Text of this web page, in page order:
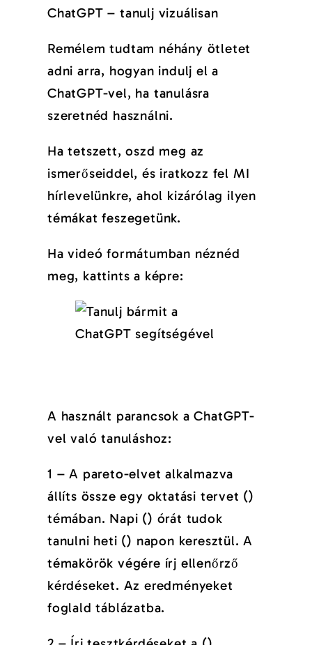
ChatGPT – tanulj vizuálisan
Remélem tudtam néhány ötletet
adni arra, hogyan indulj el a
ChatGPT-vel, ha tanulásra
szeretnéd használni.
Ha tetszett, oszd meg az
ismerőseiddel, és iratkozz fel MI
hírlevelünkre, ahol kizárólag ilyen
témákat feszegetünk.
Ha videó formátumban néznéd
meg, kattints a képre:
A használt parancsok a ChatGPT-
vel való tanuláshoz:
1 – A pareto-elvet alkalmazva
állíts össze egy oktatási tervet ()
témában. Napi () órát tudok
tanulni heti () napon keresztül. A
témakörök végére írj ellenőrző
kérdéseket. Az eredményeket
foglald táblázatba.